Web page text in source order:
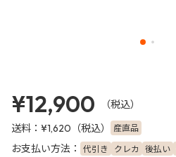
¥12,900
（税込）
送料： ¥1,620 （税込） 産直品
お支払い方法： 代引き クレカ 後払い